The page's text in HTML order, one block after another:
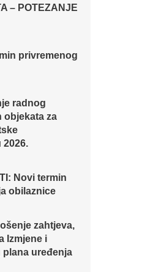
– POTEZANJE
privremenog
radnog
objekata za
2026.
Novi termin
obilaznice​
zahtjeva,
Izmjene i
uređenja